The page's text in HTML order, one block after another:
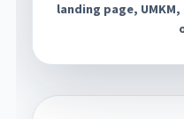
landing page,